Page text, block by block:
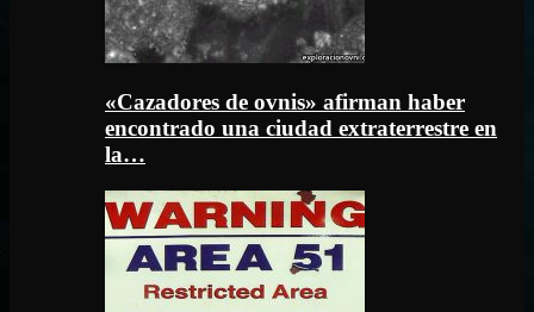
«Cazadores de ovnis» afirman haber
encontrado una ciudad extraterrestre en
la…